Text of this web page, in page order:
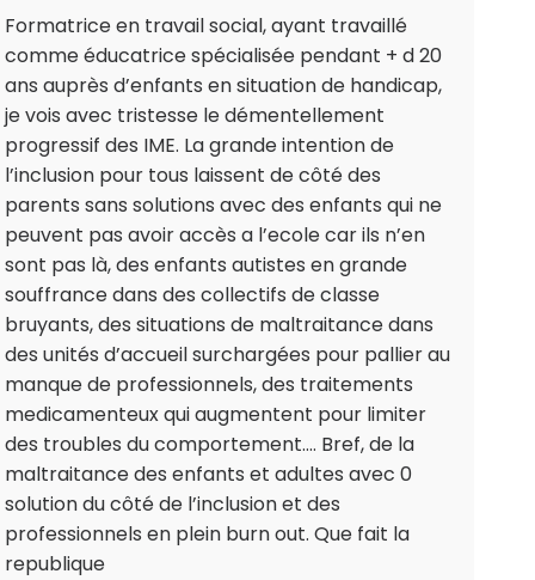
Formatrice en travail social, ayant travaillé
comme éducatrice spécialisée pendant + d 20
ans auprès d’enfants en situation de handicap,
je vois avec tristesse le démentellement
progressif des IME. La grande intention de
l’inclusion pour tous laissent de côté des
parents sans solutions avec des enfants qui ne
peuvent pas avoir accès a l’ecole car ils n’en
sont pas là, des enfants autistes en grande
souffrance dans des collectifs de classe
bruyants, des situations de maltraitance dans
des unités d’accueil surchargées pour pallier au
manque de professionnels, des traitements
medicamenteux qui augmentent pour limiter
des troubles du comportement…. Bref, de la
maltraitance des enfants et adultes avec 0
solution du côté de l’inclusion et des
professionnels en plein burn out. Que fait la
republique